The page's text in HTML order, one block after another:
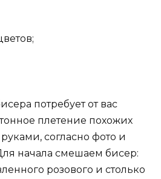
потребует от вас
плетение похожих
согласно фото и
начала смешаем бисер:
розового и столько